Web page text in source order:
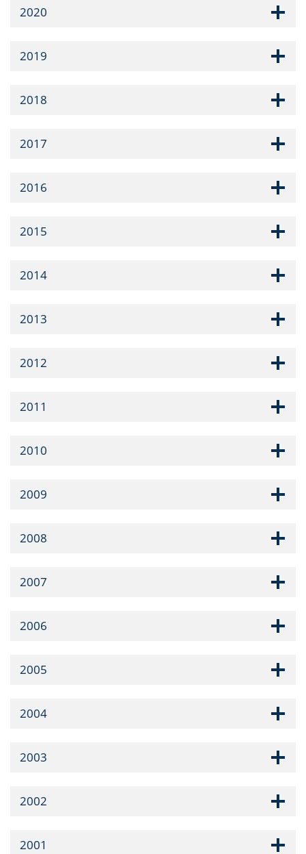
2020
2019
2018
2017
2016
2015
2014
2013
2012
2011
2010
2009
2008
2007
2006
2005
2004
2003
2002
2001